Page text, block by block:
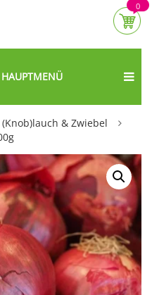
0
HAUPTMENÜ
& Zwiebel